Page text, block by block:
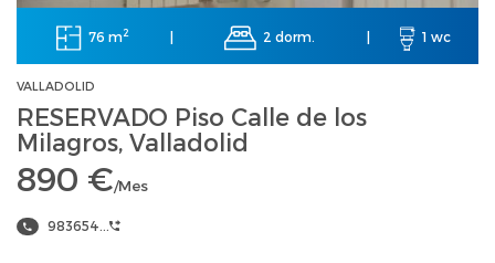
76 m2 | 2 dorm. | 1 wc
VALLADOLID
RESERVADO Piso Calle de los
Milagros, Valladolid
890 €/Mes
983654...